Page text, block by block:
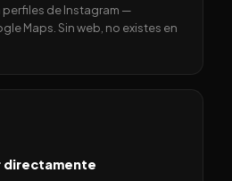
de Instagram —
Maps. Sin web, no existes en
directamente